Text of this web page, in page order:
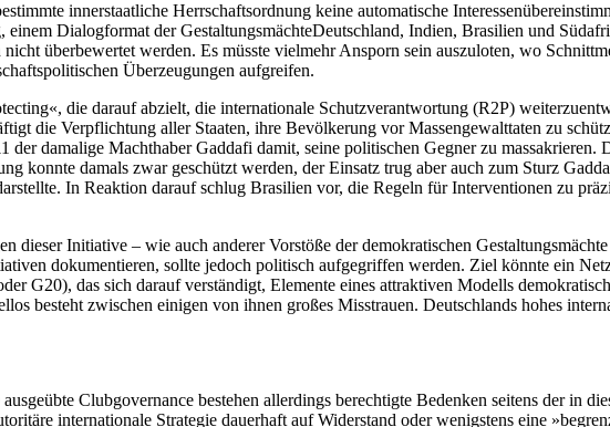
innerstaatliche Herrschaftsordnung keine automatische
Dialogformat der GestaltungsmächteDeutschland, Indien, Brasilien und
überbewertet werden. Es müsste vielmehr Ansporn sein auszuloten, wo
Überzeugungen aufgreifen.
die darauf abzielt, die internationale Schutzverantwortung (R2P)
die Verpflichtung aller Staaten, ihre Bevölkerung vor Massengewalttaten zu
der damalige Machthaber Gaddafi damit, seine politischen Gegner zu
konnte damals zwar geschützt werden, der Einsatz trug aber auch zum Sturz
In Reaktion darauf schlug Brasilien vor, die Regeln für Interventionen zu
dieser Initiative – wie auch anderer Vorstöße der demokratischen
dokumentieren, sollte jedoch politisch aufgegriffen werden. Ziel könnte ein
G20), das sich darauf verständigt, Elemente eines attraktiven Modells
besteht zwischen einigen von ihnen großes Misstrauen. Deutschlands hohes
Clubgovernance bestehen allerdings berechtigte Bedenken seitens der in
internationale Strategie dauerhaft auf Widerstand oder wenigstens eine